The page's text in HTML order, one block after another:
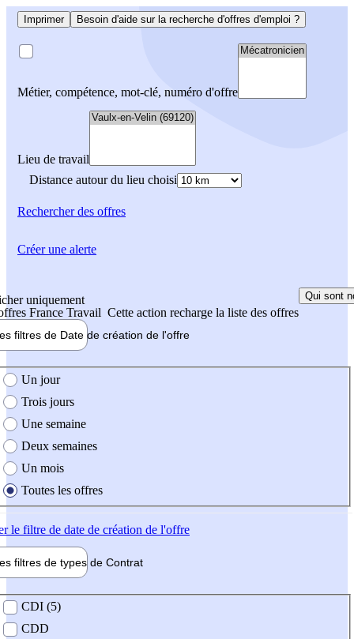
Imprimer Besoin d'aide sur la recherche d'offres d'emploi ?
Métier, compétence, mot-clé, numéro d'offre
Lieu de travail
Distance autour du lieu choisi
Rechercherdes offres
uniquement
France Travail Cette action recharge la liste des offres
Qui sont
filtres de Date de création de l'offre
création de l'offre
Un jour
Trois jours
Une semaine
Deux semaines
Un mois
Toutes les offres
le filtre de date de création de l'offre
filtres de types de Contrat
contrat
CDI (5)
CDD
Créer une alerte